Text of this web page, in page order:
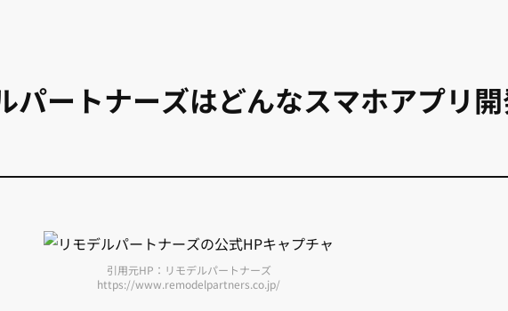
パートナーズはどんなスマホアプリ
引用元HP：リモデルパートナーズ
https://www.remodelpartners.co.jp/